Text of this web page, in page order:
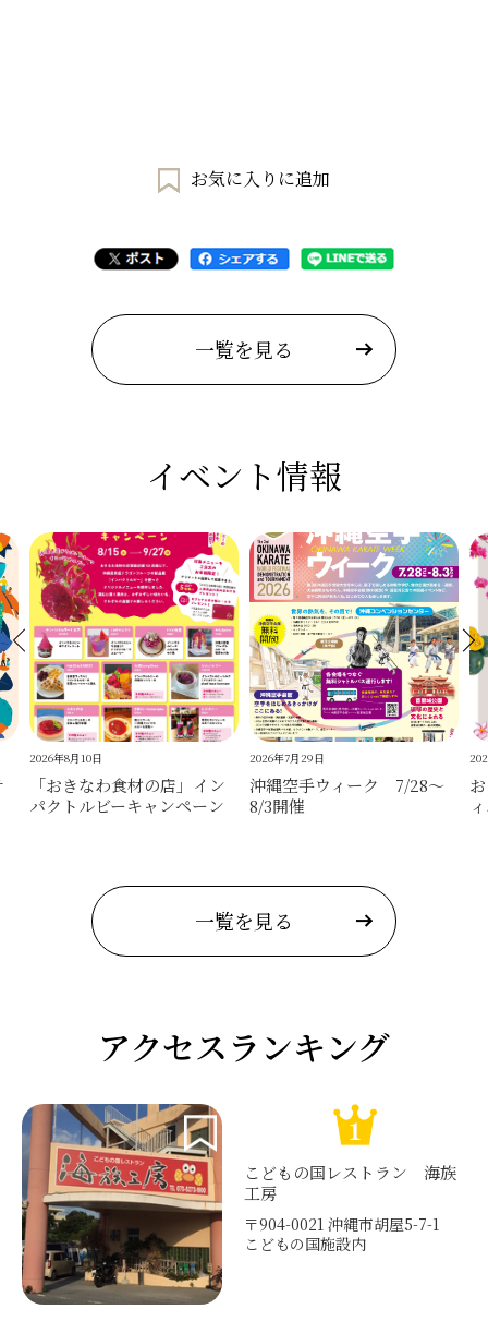
お気に入りに追加
一覧を見る
イベント情報
2026年8月10日
「おきなわ食材の店」イン
パクトルビーキャンペーン
2026年7月29日
沖縄空手ウィーク 7/28～
8/3開催
一覧を見る
アクセスランキング
こどもの国レストラン 海族
工房
〒904-0021 沖縄市胡屋5-7-1
こどもの国施設内